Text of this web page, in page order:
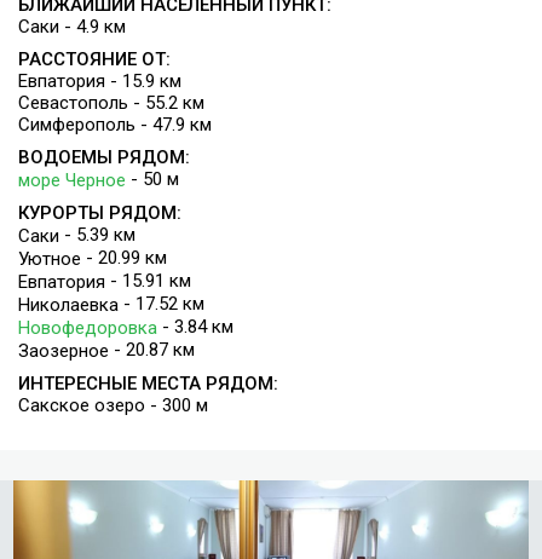
Лечение
В санатории лечат заболевания органов дыхания, опорно-
двигательного аппарата, кожи, нервной системы, а также
болезни в области гинекологии, урологии. Проводятся
профилактические мероприятия.
Используется грязелечение, бальнеолечение, питьевое
лечение, физиотерапия, лечебная физкультура, массаж и
т.д.
БЛИЖАЙШИЙ НАСЕЛЕННЫЙ ПУНКТ:
Саки - 4.9 км
РАССТОЯНИЕ ОТ:
Евпатория - 15.9 км
Севастополь - 55.2 км
Симферополь - 47.9 км
ВОДОЕМЫ РЯДОМ:
море Черное - 50 м
КУРОРТЫ РЯДОМ:
Саки - 5.39 км
Уютное - 20.99 км
Евпатория - 15.91 км
Николаевка - 17.52 км
Новофедоровка - 3.84 км
Заозерное - 20.87 км
ИНТЕРЕСНЫЕ МЕСТА РЯДОМ:
Сакское озеро - 300 м